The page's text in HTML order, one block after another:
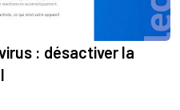
: désactiver la